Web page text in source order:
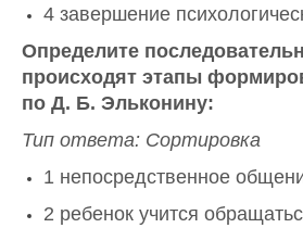
4 завершение
Определите
происходят этапы
по Д. Б. Эльконину:
Тип ответа: Сортировка
1 непосредственное
2 ребенок учится